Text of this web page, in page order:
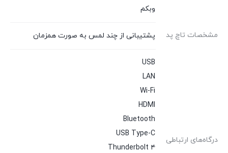
وبکم
مشخصات تاچ پد پشتیبانی از چند لمس به صورت همزمان
درگاه‌های ارتباطی
USB
LAN
Wi-Fi
HDMI
Bluetooth
USB Type-C
Thunderbolt ۴